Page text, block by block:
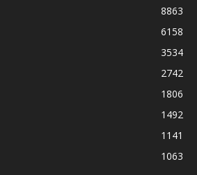
8863
6158
3534
2742
1806
1492
1141
1063